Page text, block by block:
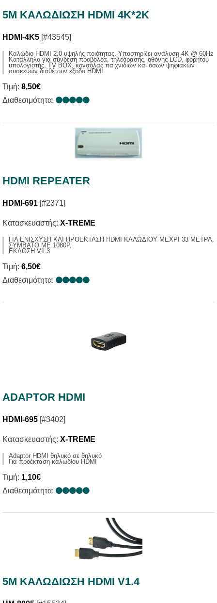
5M ΚΑΛΩΔIΩΣΗ HDMI 4K*2K
HDMI-4K5 [#43545]
Καλώδιο HDMI 2.0 υψηλής ποιότητας. Υποστηρίζει ανάλυση 4Κ @ 60Hz
Κατάλληλο για σύνδεση προβολέα, τηλεόρασης, οθόνης LCD, φορητού
υπολογιστής, TV BOX, κονσόλας παιχνιδιών και όσων ψηφιακών
συσκευών διαθέτουν έξοδο HDMI.
Τιμή: 8,50€
Διαθεσιμότητα:
HDMI REPEATER
HDMI-691 [#2371]
Κατασκευαστής: X-TREME
ΓΙΑ ΕΝΙΣΧΥΣΗ ΚΑΙ ΠΡΟΕΚΤΑΣΗ HDMI ΚΑΛΩΔΙΟΥ ΜΕΧΡΙ 33 ΜΕΤΡΑ,
ΣΥΜΒΑΤΟ ΜΕ 1080P,
ΕΚΔΟΣΗ V1.3
Τιμή: 6,50€
Διαθεσιμότητα:
ADAPTOR HDMI
HDMI-695 [#3402]
Κατασκευαστής: X-TREME
Adaptor HDMI θηλυκό σε θηλυκό
Για προέκταση καλωδίου HDMI
Τιμή: 1,10€
Διαθεσιμότητα:
5M ΚΑΛΩΔIΩΣΗ HDMI V1.4